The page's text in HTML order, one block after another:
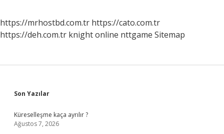
https://mrhostbd.com.tr https://cato.com.tr
https://deh.com.tr knight online nttgame Sitemap
Sidebar
Son Yazılar
Küreselleşme kaça ayrılır ?
Ağustos 7, 2026